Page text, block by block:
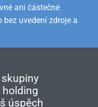
ani částečné
uvedení zdroje a
holding
úspěch